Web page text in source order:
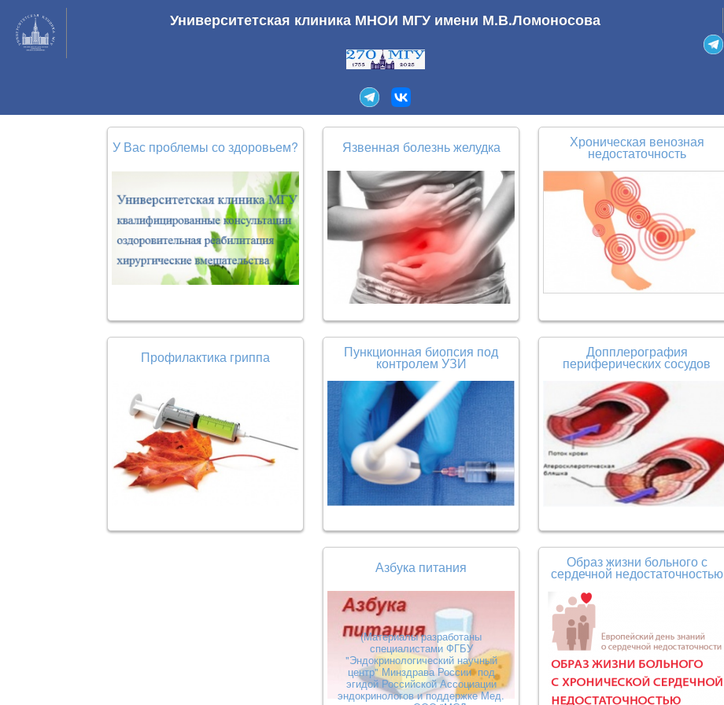
Университетская клиника МНОИ МГУ имени М.В.Ломоносова
У Вас проблемы со здоровьем? Язвенная болезнь желудка Хроническая венозная
недостаточность
Профилактика гриппа Пункционная биопсия под
контролем УЗИ
Допплерография
периферических сосудов
Азбука питания
(Материалы разработаны
специалистами ФГБУ
"Эндокринологический научный
центр" Минздрава России под
эгидой Российской Ассоциации
эндокринологов и поддержке Мед.
Образ жизни больного с
сердечной недостаточностью